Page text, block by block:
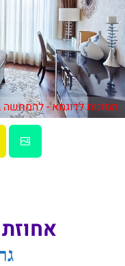
תמונות לדוגמא - להמחשה